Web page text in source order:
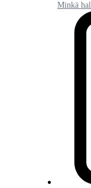
Minkä